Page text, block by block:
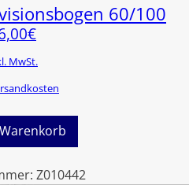
60/100
€
MwSt.
Z010442